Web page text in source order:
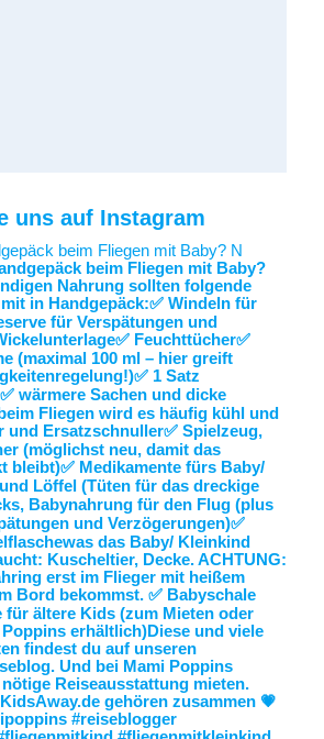
uns auf Instagram
beim Fliegen mit Baby? N